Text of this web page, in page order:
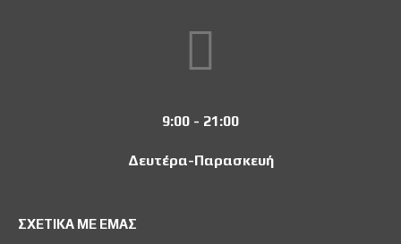
9:00 - 21:00
Δευτέρα-Παρασκευή
ΣΧΕΤΙΚΑ ΜΕ ΕΜΑΣ